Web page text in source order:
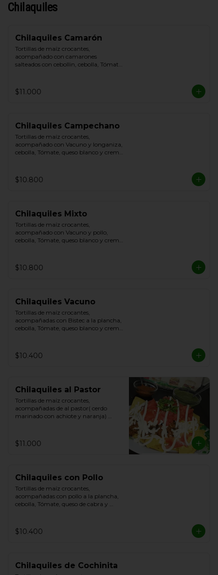
Chilaquiles
Chilaquiles Camarón
Tortillas de maíz crocantes,
acompañado con camarones
salteados con cebollin, cebolla, Tómate,
$11.000
Chilaquiles Campechano
Tortillas de maíz crocantes,
acompañado con Vacuno y longaniza,
cebolla, Tómate, queso blanco y crema
$10.800
Chilaquiles Mixto
Tortillas de maíz crocantes,
acompañado con Vacuno y pollo,
cebolla, Tómate, queso blanco y crema
$10.800
Chilaquiles Vacuno
Tortillas de maíz crocantes,
acompañadas con Bistec a la plancha,
cebolla, Tómate, queso blanco y crema
$10.400
Chilaquiles al Pastor
Tortillas de maíz crocantes,
acompañadas de al pastor( cerdo
marinado con achiote y naranja)
$11.000
Chilaquiles con Pollo
Tortillas de maíz crocantes,
acompañadas con pollo a la plancha,
cebolla, Tómate, queso de cabra y
$10.400
Chilaquiles de Cochinita